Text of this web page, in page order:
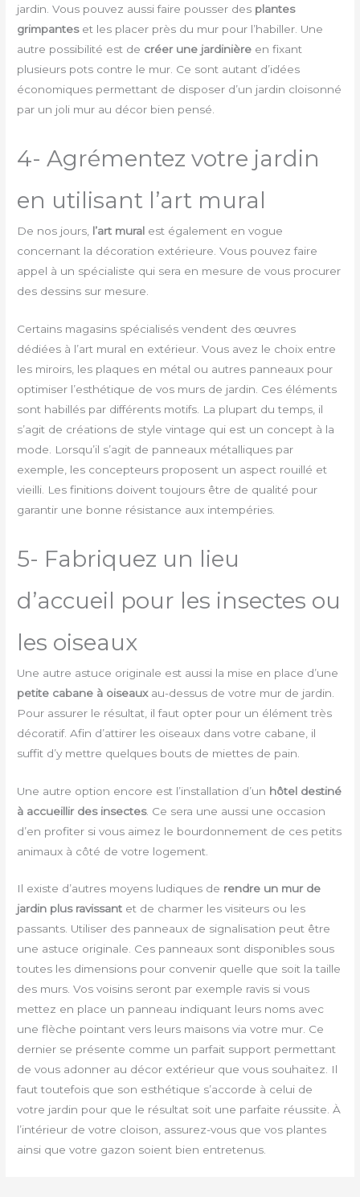
jardin. Vous pouvez aussi faire pousser des plantes
grimpanteset les placer près du mur pour l’habiller. Une
autre possibilité est de créer une jardinière en fixant
plusieurs pots contre le mur. Ce sont autant d’idées
économiques permettant de disposer d’un jardin cloisonné
par un joli mur au décor bien pensé.
4- Agrémentez votre jardin
en utilisant l’art mural
De nos jours, l’art mural est également en vogue
concernant la décoration extérieure. Vous pouvez faire
appel à un spécialiste qui sera en mesure de vous procurer
des dessins sur mesure.
Certains magasins spécialisés vendent des œuvres
dédiées à l’art mural en extérieur. Vous avez le choix entre
les miroirs, les plaques en métal ou autres panneaux pour
optimiser l’esthétique de vos murs de jardin. Ces éléments
sont habillés par différents motifs. La plupart du temps, il
s’agit de créations de style vintage qui est un concept à la
mode. Lorsqu’il s’agit de panneaux métalliques par
exemple, les concepteurs proposent un aspect rouillé et
vieilli. Les finitions doivent toujours être de qualité pour
garantir une bonne résistance aux intempéries.
5- Fabriquez un lieu
d’accueil pour les insectes ou
les oiseaux
Une autre astuce originale est aussi la mise en place d’une
petite cabane à oiseauxau-dessus de votre mur de jardin.
Pour assurer le résultat, il faut opter pour un élément très
décoratif. Afin d’attirer les oiseaux dans votre cabane, il
suffit d’y mettre quelques bouts de miettes de pain.
Une autre option encore est l’installation d’un hôtel destiné
à accueillir des insectes. Ce sera une aussi une occasion
d’en profiter si vous aimez le bourdonnement de ces petits
animaux à côté de votre logement.
Il existe d’autres moyens ludiques de rendre un mur de
jardin plus ravissant et de charmer les visiteurs ou les
passants. Utiliser des panneaux de signalisation peut être
une astuce originale. Ces panneaux sont disponibles sous
toutes les dimensions pour convenir quelle que soit la taille
des murs. Vos voisins seront par exemple ravis si vous
mettez en place un panneau indiquant leurs noms avec
une flèche pointant vers leurs maisons via votre mur. Ce
dernier se présente comme un parfait support permettant
de vous adonner au décor extérieur que vous souhaitez. Il
faut toutefois que son esthétique s’accorde à celui de
votre jardin pour que le résultat soit une parfaite réussite. À
l’intérieur de votre cloison, assurez-vous que vos plantes
ainsi que votre gazon soient bien entretenus.